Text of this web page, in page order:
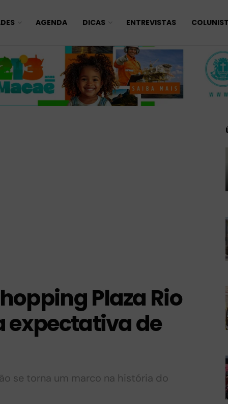
AGENDA DICAS ENTREVISTAS
Plaza Rio
expectativa de
se torna um marco na história do